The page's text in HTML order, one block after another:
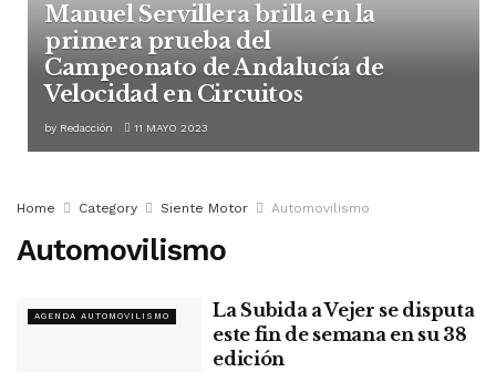
Manuel Servillera brilla en la
primera prueba del
Campeonato de Andalucía de
Velocidad en Circuitos
by Redacción 11 MAYO 2023
Home Category Siente Motor Automovilismo
Automovilismo
AGENDA AUTOMOVILISMO
La Subida a Vejer se disputa
este fin de semana en su 38
edición